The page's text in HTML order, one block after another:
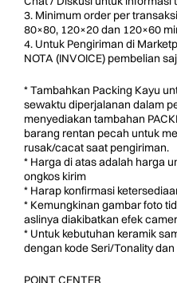
3. Minimum order per
80×80, 120×20 dan 120×60
4. Untuk Pengiriman di
NOTA (INVOICE) pembelian
* Tambahkan Packing Kayu
sewaktu diperjalanan dalam
menyediakan tambahan
barang rentan pecah untuk
rusak/cacat saat pengiriman.
* Harga di atas adalah harga
ongkos kirim
* Harap konfirmasi
* Kemungkinan gambar foto
aslinya diakibatkan efek
* Untuk kebutuhan keramik
dengan kode Seri/Tonality
POINT CENTER